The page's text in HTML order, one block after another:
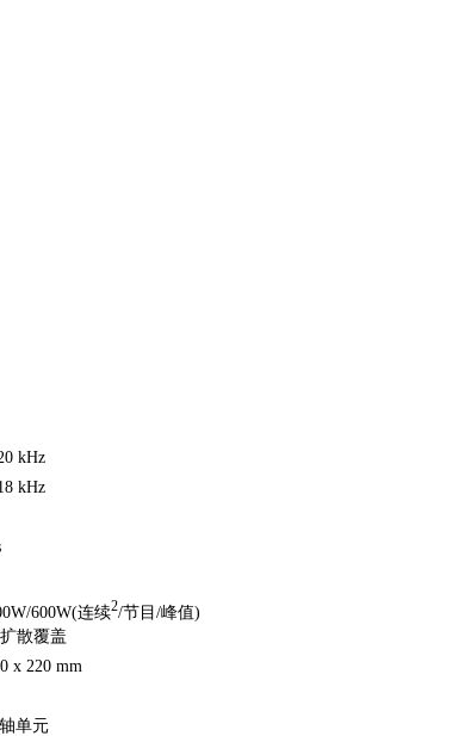
kHz
kHz
600W(连续2/节目/峰值)
散覆盖
x 220 mm
单元